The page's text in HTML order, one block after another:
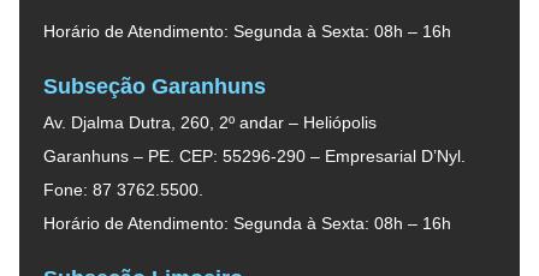
Horário de Atendimento: Segunda à Sexta: 08h – 16h
Subseção Garanhuns
Av. Djalma Dutra, 260, 2º andar – Heliópolis
Garanhuns – PE. CEP: 55296-290 – Empresarial D’Nyl.
Fone: 87 3762.5500.
Horário de Atendimento: Segunda à Sexta: 08h – 16h